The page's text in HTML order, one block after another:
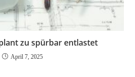
zu spürbar entlastet
April 7, 2025